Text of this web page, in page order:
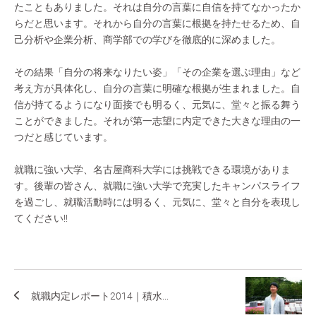
たこともありました。それは自分の言葉に自信を持てなかったか
らだと思います。それから自分の言葉に根拠を持たせるため、自
己分析や企業分析、商学部での学びを徹底的に深めました。
その結果「自分の将来なりたい姿」「その企業を選ぶ理由」など
考え方が具体化し、自分の言葉に明確な根拠が生まれました。自
信が持てるようになり面接でも明るく、元気に、堂々と振る舞う
ことができました。それが第一志望に内定できた大きな理由の一
つだと感じています。
就職に強い大学、名古屋商科大学には挑戦できる環境がありま
す。後輩の皆さん、就職に強い大学で充実したキャンパスライフ
を過ごし、就職活動時には明るく、元気に、堂々と自分を表現し
てください!!
就職内定レポート2014｜積水...